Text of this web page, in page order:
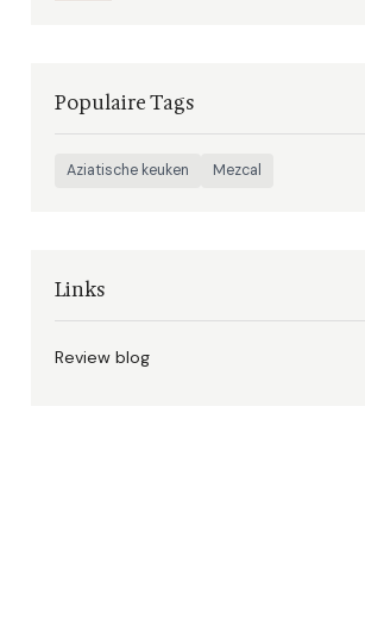
Populaire Tags
Aziatische keuken Mezcal
Links
Review blog